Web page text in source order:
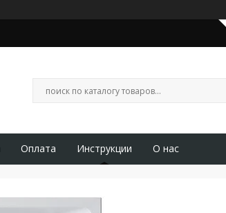
Оплата Инструкции О нас